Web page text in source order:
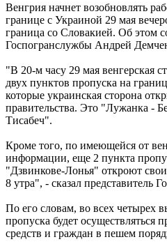
Венгрия начнет возобновлять
границе с Украиной 29 мая
граница со Словакией. Об этом
Госпогранслужбы Андрей
"В 20-м часу 29 мая венгерская
двух пунктов пропуска на
которые украинская сторона
правительства. Это "Лужанка -
Тисабеч".
Кроме того, по имеющейся от
информации, еще 2 пункта
"Дзвинкове-Лонья" откроют
8 утра", - сказал представитель
По его словам, во всех четырех
пропуска будет осуществляться
средств и граждан в пешем